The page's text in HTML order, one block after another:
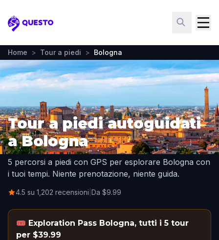
Questo
Home > Tour a piedi > Bologna
Tour a piedi autoguidati
a Bologna
5 percorsi a piedi con GPS per esplorare Bologna con
i tuoi tempi. Niente prenotazione, niente guida.
4.5 su 1,202 recensioni Da $9.99
🎟️ Exploration Pass Bologna, tutti i 5 tour
per $39.99